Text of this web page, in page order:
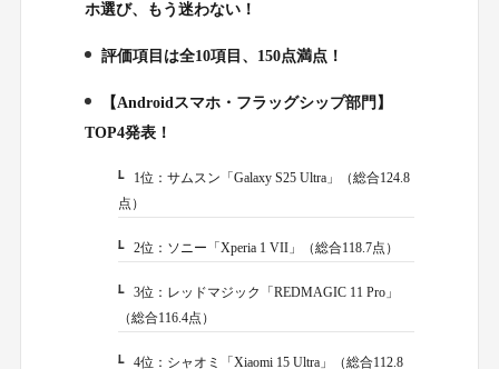
ホ選び、もう迷わない！
2.
評価項目は全10項目、150点満点！
【Androidスマホ・フラッグシップ部門】
TOP4発表！
3-1.1位：サムスン「Galaxy S25 Ultra」（総合124.8
点）
3-2.2位：ソニー「Xperia 1 VII」（総合118.7点）
3-3.3位：レッドマジック「REDMAGIC 11 Pro」
（総合116.4点）
3-4.4位：シャオミ「Xiaomi 15 Ultra」（総合112.8